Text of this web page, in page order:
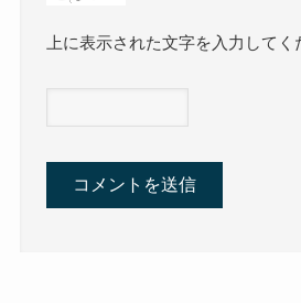
上に表示された文字を入力してく